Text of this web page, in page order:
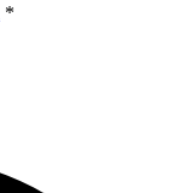
*